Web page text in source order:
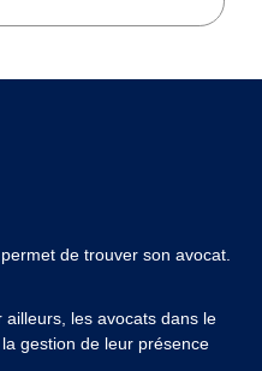
de trouver son avocat.
ailleurs, les avocats dans le
gestion de leur présence